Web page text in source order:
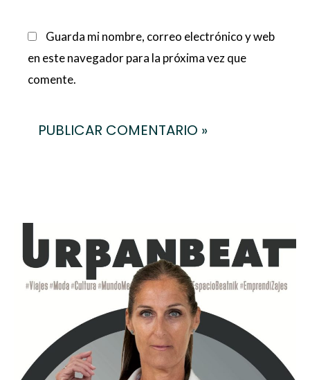
Guarda mi nombre, correo electrónico y web
en este navegador para la próxima vez que
comente.